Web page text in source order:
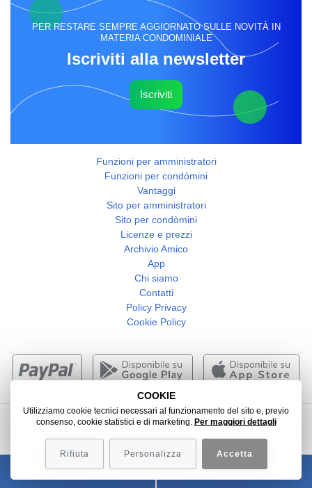
045 6305404 SCRIVICI
Funzioni per amministratori
Funzioni per condòmini
Vantaggi
Sito per amministratori
Sito per condòmini
Licenze e prezzi
Archivio Amico
App
Chi siamo
Contatti
Policy Privacy
Cookie Policy
PER RESTARE SEMPRE AGGIORNATO SULLE NOVITÀ IN
MATERIA CONDOMINIALE
Iscriviti alla newsletter
Iscriviti
2026 -Web Agency Verona- Colombo 3000 srl
COOKIE
Utilizziamo cookie tecnici necessari al funzionamento del sito e, previo
consenso, cookie statistici e di marketing. Per maggiori dettagli
Accetta
Rifiuta Personalizza